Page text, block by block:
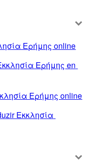
Ερήμης online
Ερήμης en
Ερήμης online
Εκκλησία